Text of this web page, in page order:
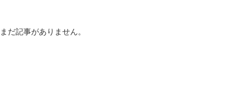
まだ記事がありません。